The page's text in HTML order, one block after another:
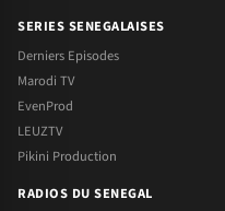
SERIES SENEGALAISES
Derniers Episodes
Marodi TV
EvenProd
LEUZTV
Pikini Production
RADIOS DU SENEGAL